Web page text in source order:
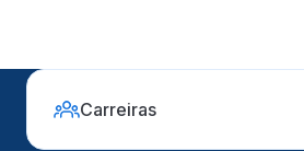
Carreiras